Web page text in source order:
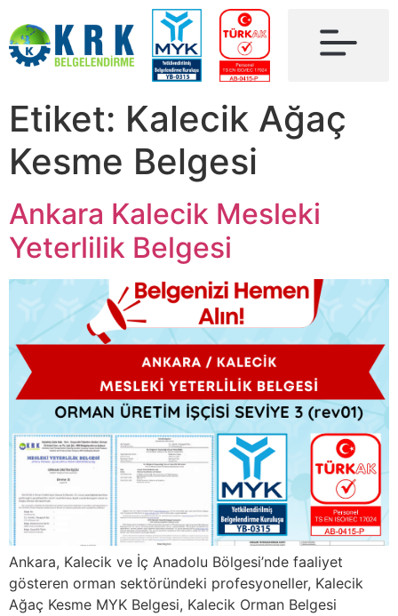
Etiket: Kalecik Ağaç
Kesme Belgesi
Ankara Kalecik Mesleki
Yeterlilik Belgesi
Ankara, Kalecik ve İç Anadolu Bölgesi’nde faaliyet
gösteren orman sektöründeki profesyoneller, Kalecik
Ağaç Kesme MYK Belgesi, Kalecik Orman Belgesi